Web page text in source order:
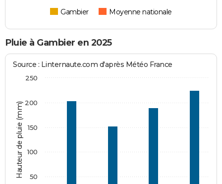
Gambier Moyenne nationale
Pluie à Gambier en 2025
Hauteur de pluie (mm)
Source : Linternaute.com d'après Météo France
50
100
150
200
250